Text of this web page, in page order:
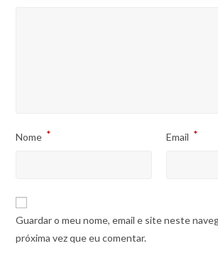
Nome * Email *
Guardar o meu nome, email e site neste
próxima vez que eu comentar.